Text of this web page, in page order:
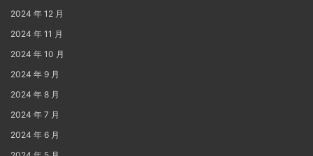
2024 年 12 月
2024 年 11 月
2024 年 10 月
2024 年 9 月
2024 年 8 月
2024 年 7 月
2024 年 6 月